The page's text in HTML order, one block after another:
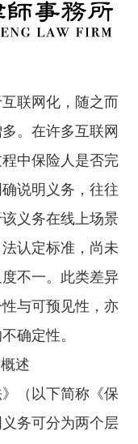
联网化，随之而
。在许多互联网
中保险人是否完
说明义务，往往
义务在线上场景
认定标准，尚未
不一。此类差异
与可预见性，亦
确定性。
述
（以下简称《保
务可分为两个层